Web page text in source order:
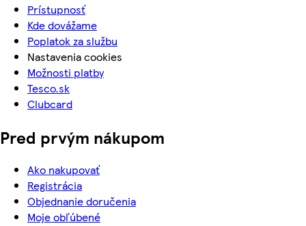
Prístupnosť
Kde dovážame
Poplatok za službu
Nastavenia cookies
Možnosti platby
Tesco.sk
Clubcard
Pred prvým nákupom
Ako nakupovať
Registrácia
Objednanie doručenia
Moje obľúbené